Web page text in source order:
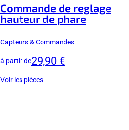
Commande de reglage
hauteur de phare
Capteurs & Commandes
à partir de29,90 €
Voir les pièces